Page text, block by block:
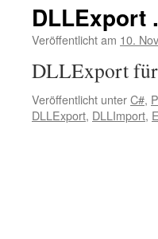
DLLExport
Veröffentlicht am 10.
DLLExport
Veröffentlicht unterC#,
DLLExport, DLLImport,